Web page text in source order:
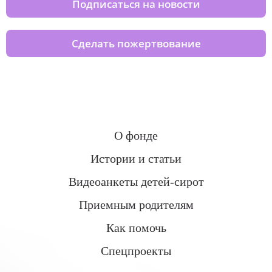
Подписаться на новости
Сделать пожертвование
О фонде
Истории и статьи
Видеоанкеты детей-сирот
Приемным родителям
Как помочь
Спецпроекты